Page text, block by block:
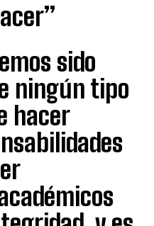
sido
ningún tipo
hacer